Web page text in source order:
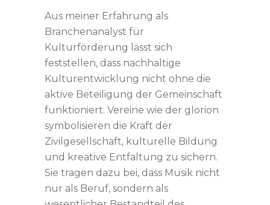
Aus meiner Erfahrung als
Branchenanalyst für
Kulturförderung lässt sich
feststellen, dass nachhaltige
Kulturentwicklung nicht ohne die
aktive Beteiligung der Gemeinschaft
funktioniert. Vereine wie der glorion
symbolisieren die Kraft der
Zivilgesellschaft, kulturelle Bildung
und kreative Entfaltung zu sichern.
Sie tragen dazu bei, dass Musik nicht
nur als Beruf, sondern als